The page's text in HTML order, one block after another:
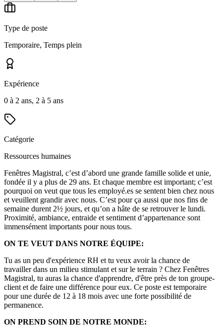
Type de poste
Temporaire, Temps plein
Expérience
0 à 2 ans, 2 à 5 ans
Catégorie
Ressources humaines
Fenêtres Magistral, c’est d’abord une grande famille solide et unie,
fondée il y a plus de 29 ans. Et chaque membre est important; c’est
pourquoi on veut que tous les employé.es se sentent bien chez nous
et veuillent grandir avec nous. C’est pour ça aussi que nos fins de
semaine durent 2½ jours, et qu’on a hâte de se retrouver le lundi.
Proximité, ambiance, entraide et sentiment d’appartenance sont
immensément importants pour nous tous.
ON TE VEUT DANS NOTRE ÉQUIPE:
Tu as un peu d'expérience RH et tu veux avoir la chance de
travailler dans un milieu stimulant et sur le terrain ? Chez Fenêtres
Magistral, tu auras la chance d'apprendre, d'être près de ton groupe-
client et de faire une différence pour eux. Ce poste est temporaire
pour une durée de 12 à 18 mois avec une forte possibilité de
permanence.
ON PREND SOIN DE NOTRE MONDE: